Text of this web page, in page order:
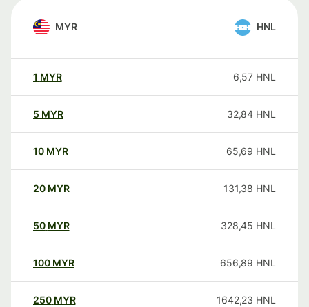
MYR HNL
1 MYR 6,57 HNL
5 MYR 32,84 HNL
10 MYR 65,69 HNL
20 MYR 131,38 HNL
50 MYR 328,45 HNL
100 MYR 656,89 HNL
250 MYR 1642,23 HNL